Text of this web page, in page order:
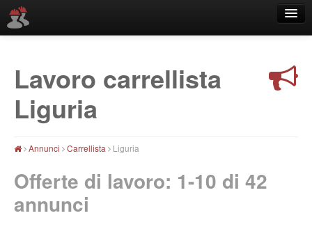
Località
Lavoro carrellista
Liguria
Annunci Carrellista Liguria
Offerte di lavoro: 1-10 di 42
annunci